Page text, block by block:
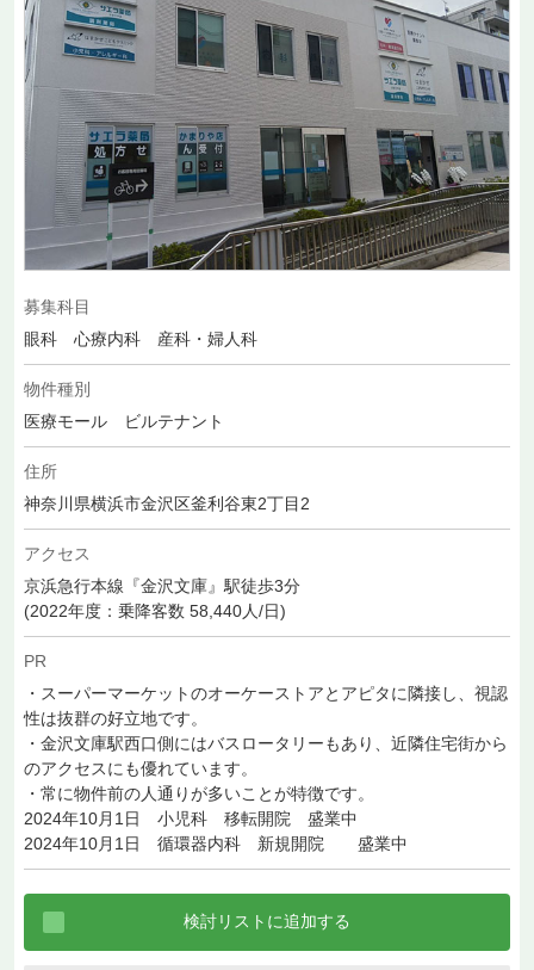
募集科目
眼科 心療内科 産科・婦人科
物件種別
医療モール ビルテナント
住所
神奈川県横浜市金沢区釜利谷東2丁目2
アクセス
京浜急行本線『金沢文庫』駅徒歩3分
(2022年度：乗降客数 58,440人/日)
PR
・スーパーマーケットのオーケーストアとアピタに隣接し、視認
性は抜群の好立地です。
・金沢文庫駅西口側にはバスロータリーもあり、近隣住宅街から
のアクセスにも優れています。
・常に物件前の人通りが多いことが特徴です。
2024年10月1日 小児科 移転開院 盛業中
2024年10月1日 循環器内科 新規開院 盛業中